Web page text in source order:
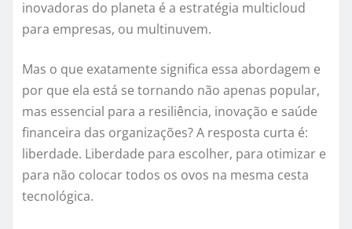
inovadoras do planeta é a estratégia multicloud
para empresas, ou multinuvem.
Mas o que exatamente significa essa abordagem e
por que ela está se tornando não apenas popular,
mas essencial para a resiliência, inovação e saúde
financeira das organizações? A resposta curta é:
liberdade. Liberdade para escolher, para otimizar e
para não colocar todos os ovos na mesma cesta
tecnológica.